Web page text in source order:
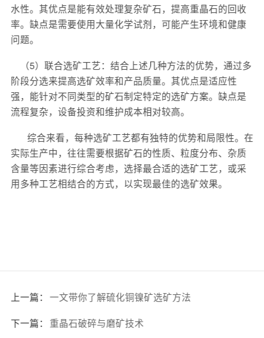
水性。其优点是能有效处理复杂矿石，提高重晶石的回收
率。缺点是需要使用大量化学试剂，可能产生环境和健康
问题。
（5）联合选矿工艺：结合上述几种方法的优势，通过多
阶段分选来提高选矿效率和产品质量。其优点是适应性
强，能针对不同类型的矿石制定特定的选矿方案。缺点是
流程复杂，设备投资和维护成本相对较高。
综合来看，每种选矿工艺都有独特的优势和局限性。在
实际生产中，往往需要根据矿石的性质、粒度分布、杂质
含量等因素进行综合考虑，选择最合适的选矿工艺，或采
用多种工艺相结合的方式，以实现最佳的选矿效果。
上一篇： 一文带你了解硫化铜镍矿选矿方法
下一篇： 重晶石破碎与磨矿技术